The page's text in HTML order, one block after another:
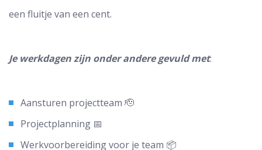
een fluitje van een cent.
Je werkdagen zijn onder andere gevuld met:
Aansturen projectteam 🫡
Projectplanning 📅
Werkvoorbereiding voor je team 📦